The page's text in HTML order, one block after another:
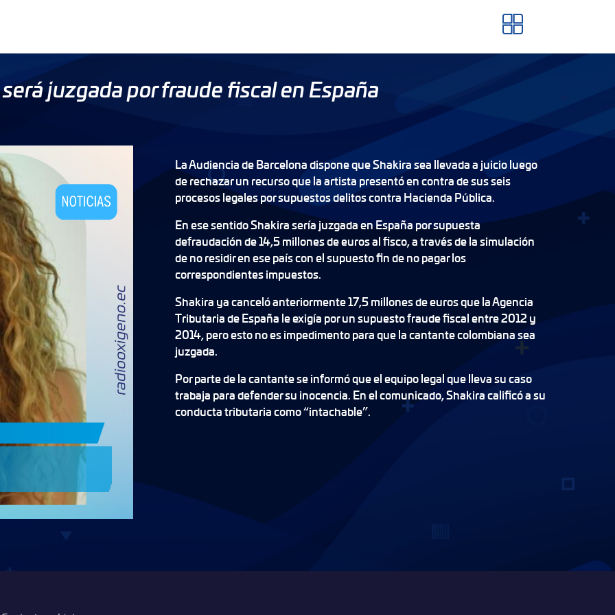
juzgada por fraude fiscal en España
La Audiencia de Barcelona dispone que Shakira sea llevada a juicio luego
de rechazar un recurso que la artista presentó en contra de sus seis
procesos legales por supuestos delitos contra Hacienda Pública.
En ese sentido Shakira sería juzgada en España por supuesta
defraudación de 14,5 millones de euros al fisco, a través de la simulación
de no residir en ese país con el supuesto fin de no pagar los
correspondientes impuestos.
Shakira ya canceló anteriormente 17,5 millones de euros que la Agencia
Tributaria de España le exigía por un supuesto fraude fiscal entre 2012 y
2014, pero esto no es impedimento para que la cantante colombiana sea
juzgada.
Por parte de la cantante se informó que el equipo legal que lleva su caso
trabaja para defender su inocencia. En el comunicado, Shakira calificó a su
conducta tributaria como “intachable”.